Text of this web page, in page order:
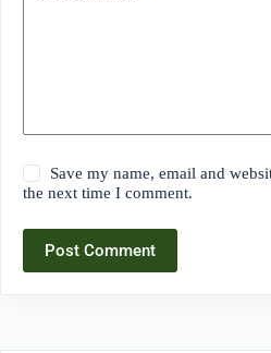
Save my name, email and
the next time I comment.
Post Comment